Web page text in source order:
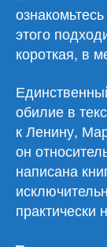
этого
короткая, в
обилие в
к Ленину,
он
написана
практически